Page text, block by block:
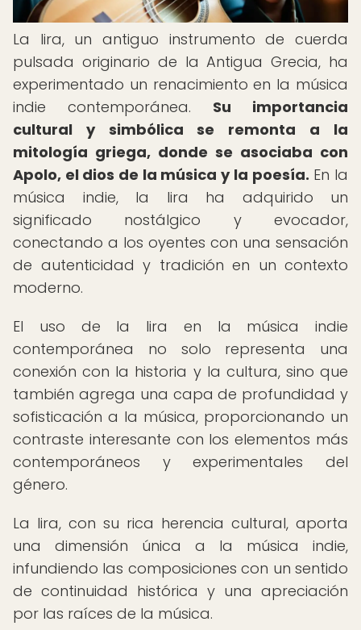
La lira, un antiguo instrumento de cuerda
pulsada originario de la Antigua Grecia, ha
experimentado un renacimiento en la música
indie contemporánea. Su importancia
cultural y simbólica se remonta a la
mitología griega, donde se asociaba con
Apolo, el dios de la música y la poesía. En la
música indie, la lira ha adquirido un
significado nostálgico y evocador,
conectando a los oyentes con una sensación
de autenticidad y tradición en un contexto
moderno.
El uso de la lira en la música indie
contemporánea no solo representa una
conexión con la historia y la cultura, sino que
también agrega una capa de profundidad y
sofisticación a la música, proporcionando un
contraste interesante con los elementos más
contemporáneos y experimentales del
género.
La lira, con su rica herencia cultural, aporta
una dimensión única a la música indie,
infundiendo las composiciones con un sentido
de continuidad histórica y una apreciación
por las raíces de la música.